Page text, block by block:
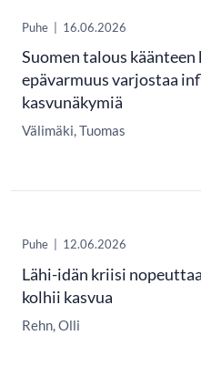
Puhe 16.06.2026
Suomen talous käänteen
epävarmuus varjostaa
kasvunäkymiä
Välimäki, Tuomas
Puhe 12.06.2026
Lähi-idän kriisi
kolhii kasvua
Rehn, Olli